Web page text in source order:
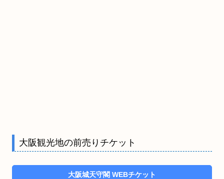
大阪観光地の前売りチケット
大阪城天守閣 WEBチケット